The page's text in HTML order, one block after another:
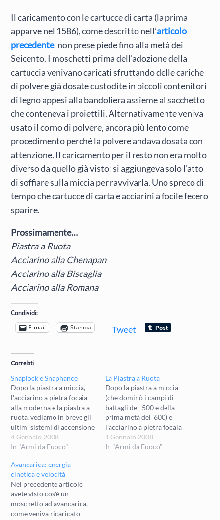
Il caricamento con le cartucce di carta (la prima
apparve nel 1586), come descritto nell’articolo
precedente, non prese piede fino alla metà dei
Seicento. I moschetti prima dell’adozione della
cartuccia venivano caricati sfruttando delle cariche
di polvere già dosate custodite in piccoli contenitori
di legno appesi alla bandoliera assieme al sacchetto
che conteneva i proiettili. Alternativamente veniva
usato il corno di polvere, ancora più lento come
procedimento perché la polvere andava dosata con
attenzione. Il caricamento per il resto non era molto
diverso da quello già visto: si aggiungeva solo l’atto
di soffiare sulla miccia per ravvivarla. Uno spreco di
tempo che cartucce di carta e acciarini a focile fecero
sparire.
Prossimamente…
Piastra a Ruota
Acciarino alla Chenapan
Acciarino alla Biscaglia
Acciarino alla Romana
Condividi:
E-mail Stampa Tweet
Correlati
Snaplock e Snaphance
Dopo la piastra a miccia,
l'acciarino a pietra focaia
alla moderna e la piastra a
ruota, vediamo in breve gli
ultimi sistemi di accensione
principali impiegati nei
secoli precedenti
percussione. L'Acciarino
alla Biscaglia Questo
acciarino venne chiamato
anche miquelet, alla
micheletta, snaplock, alla
spagnola e alla…
4 Gennaio 2008
In "Armi da Fuoco"
La Piastra a Ruota
Dopo la piastra a miccia
(che dominò i campi di
battagli del '500 e della
prima metà del '600) e
l'acciarino a pietra focaia
alla moderna (il
protagonista dei conflitti
1 Gennaio 2008
In "Armi da Fuoco"
Avancarica: energia
cinetica e velocità
Nel precedente articolo
avete visto cos'è un
moschetto ad avancarica,
come veniva ricaricato